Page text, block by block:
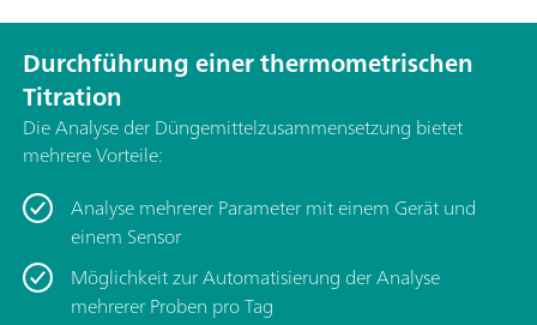
Durchführung einer thermometrischen
Titration
Die Analyse der Düngemittelzusammensetzung bietet
mehrere Vorteile:
Analyse mehrerer Parameter mit einem Gerät und
einem Sensor
Möglichkeit zur Automatisierung der Analyse
mehrerer Proben pro Tag